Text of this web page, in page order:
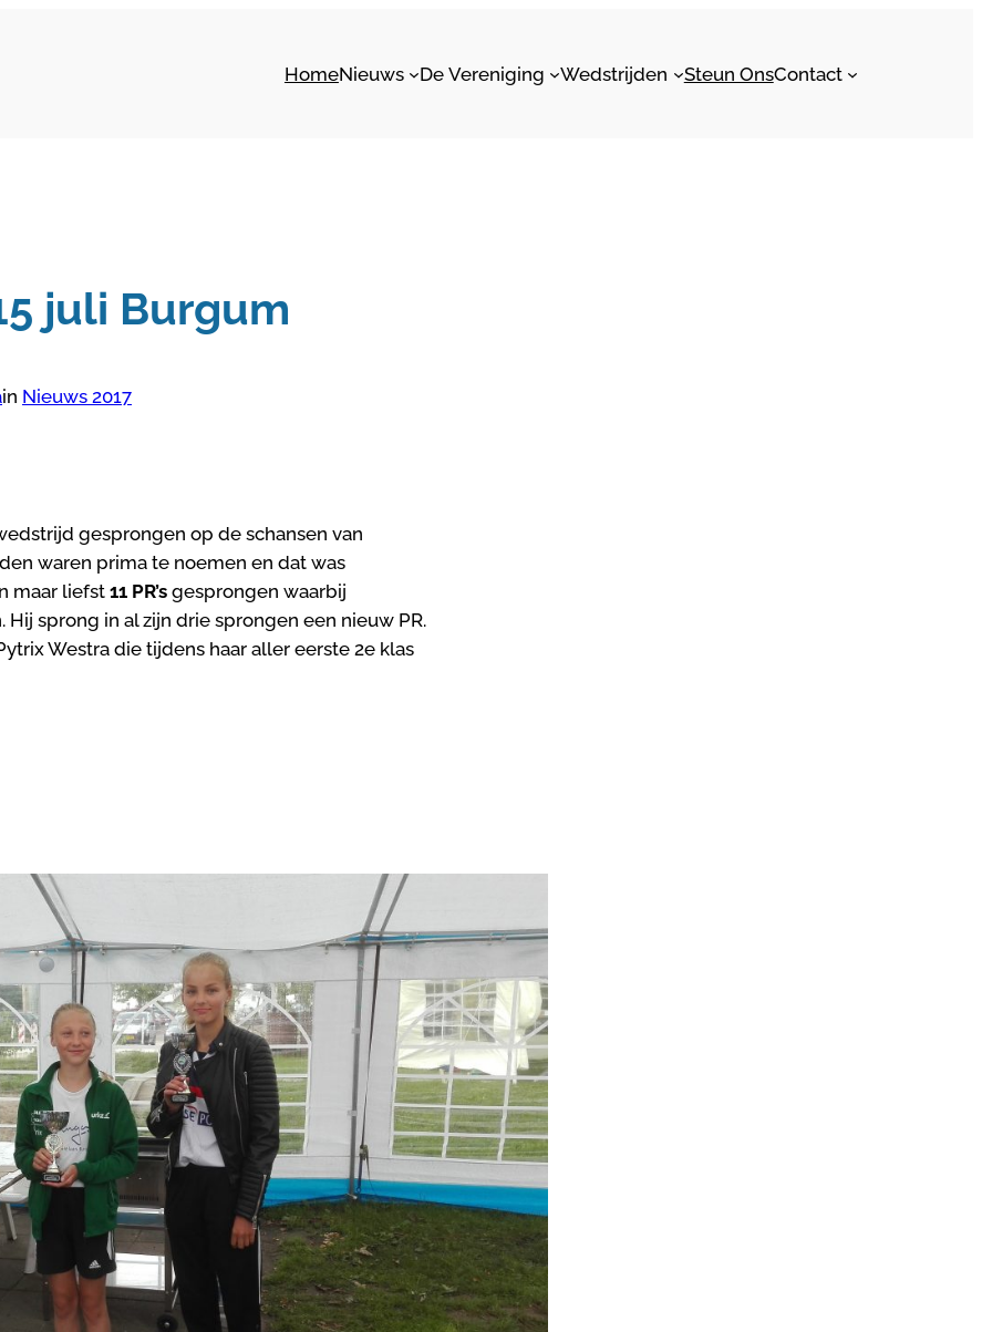
HomeNieuws De Vereniging Wedstrijden Steun OnsContact
juli Burgum
in Nieuws 2017
gesprongen op de schansen van
waren prima te noemen en dat was
maar liefst 11 PR’s gesprongen waarbij
sprong in al zijn drie sprongen een nieuw PR.
Westra die tijdens haar aller eerste 2e klas